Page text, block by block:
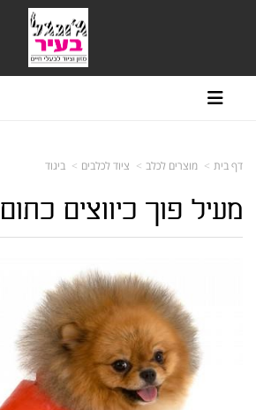
דף בית מוצרים לכלב ציוד לכלבים ביגוד
מעיל פוך כיווצים כתום S-XXL